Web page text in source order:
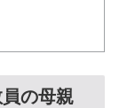
の母親